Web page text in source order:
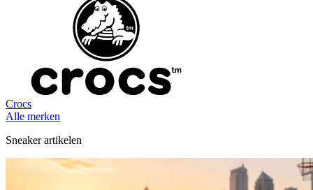
Crocs
Alle merken
Sneaker artikelen